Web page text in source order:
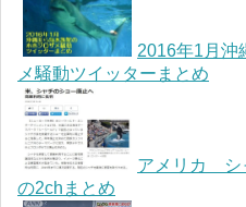
2016年1月沖
メ騒動ツイッターまとめ
アメリカ シ
の2chまとめ